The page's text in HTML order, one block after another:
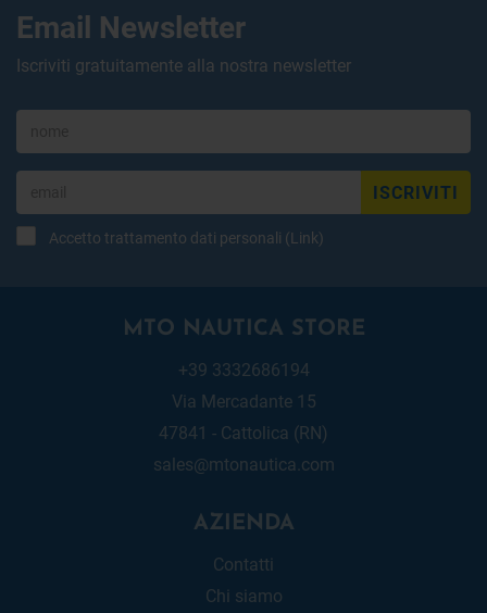
Email Newsletter
Iscriviti gratuitamente alla nostra newsletter
ISCRIVITI
Accetto trattamento dati personali (Link)
MTO NAUTICA STORE
+39 3332686194
Via Mercadante 15
47841 - Cattolica (RN)
sales@mtonautica.com
AZIENDA
Contatti
Chi siamo